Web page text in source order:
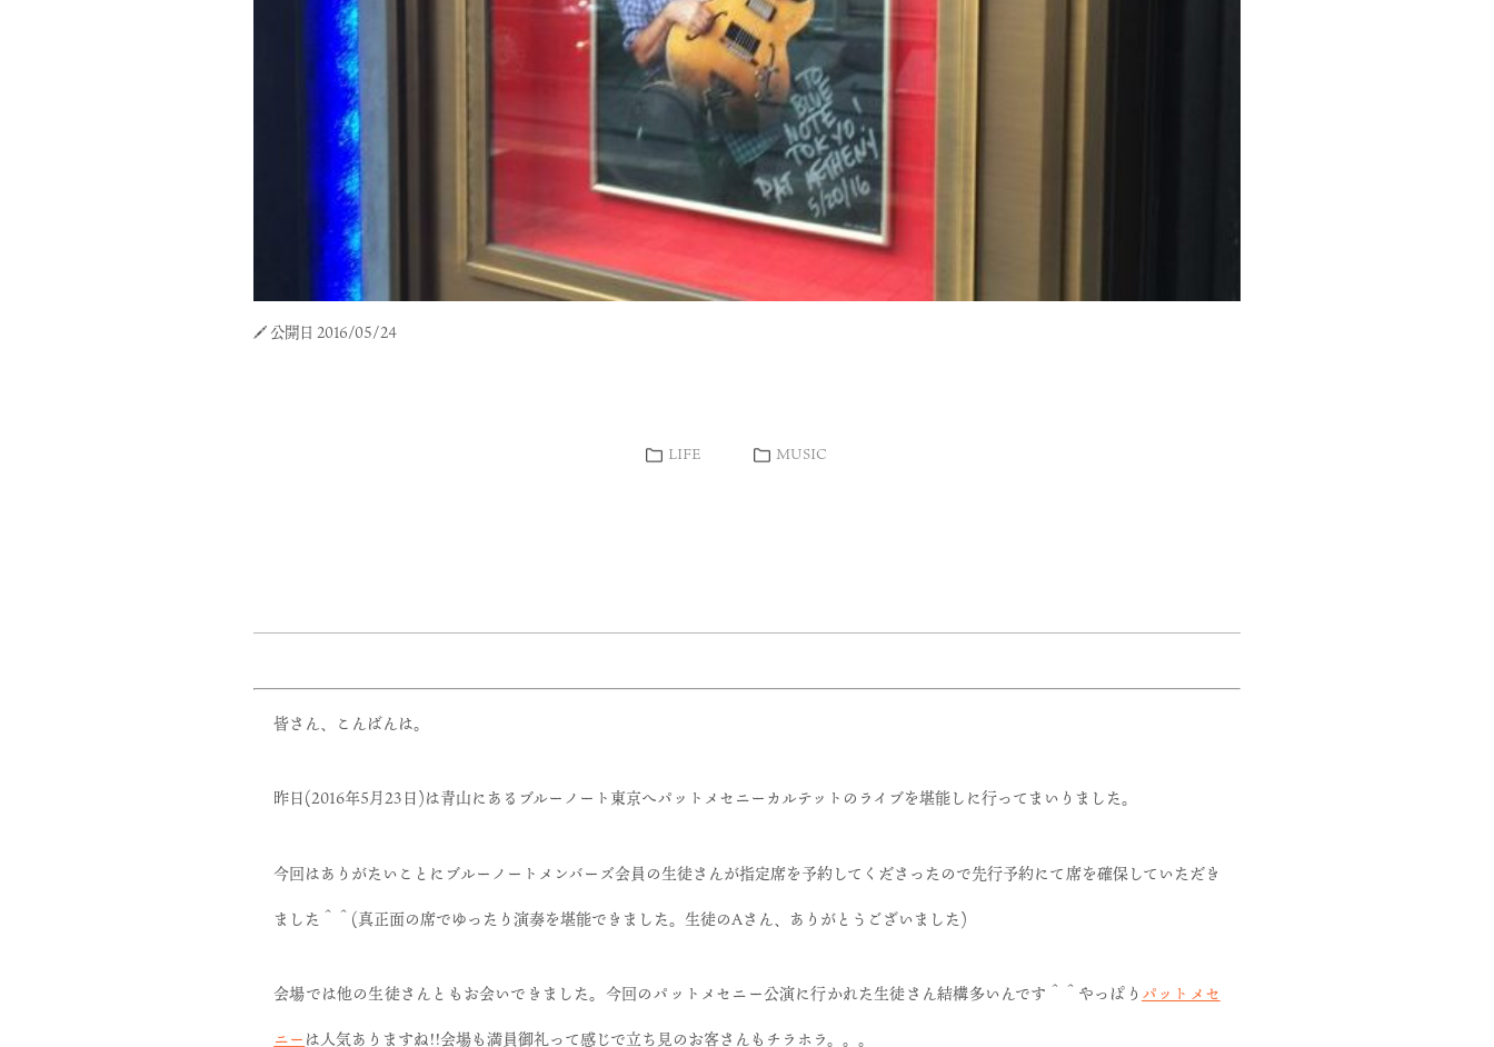
公開日 2016/05/24
LIFE MUSIC
皆さん、こんばんは。
昨日(2016年5月23日)は青山にあるブルーノート東京へパットメセニーカルテットのライブを堪能しに行ってまいりました。
今回はありがたいことにブルーノートメンバーズ会員の生徒さんが指定席を予約してくださったので先行予約にて席を確保していただき
ました＾＾(真正面の席でゆったり演奏を堪能できました。生徒のAさん、ありがとうございました)
会場では他の生徒さんともお会いできました。今回のパットメセニー公演に行かれた生徒さん結構多いんです＾＾やっぱり パットメセ
ニーは人気ありますね!!会場も満員御礼って感じで立ち見のお客さんもチラホラ。。。